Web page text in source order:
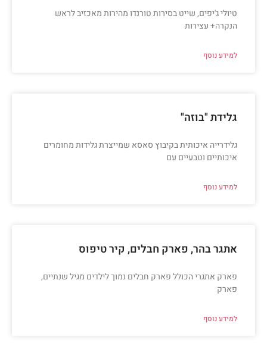
טיולי ג'יפים, שייט בסירות טורנדו מהירות מאכזיב לראש
הנקרה+ עצירות
למידע נוסף
גלידת "בוזה"
גלידרייה איכותית בקיבוץ סאסא שמייצרת גלידות מחומרים
איכותיים וטבעיים עם
למידע נוסף
אתגר בהר, פארק חבלים, קיר טיפוס
פארק אתגרי הכולל פארק חבלים נמוך לילדים מגיל שנתיים,
פארק
למידע נוסף